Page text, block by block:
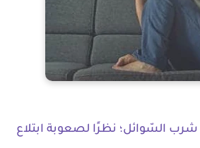
السّوائل؛ نظرًا لصعوبة ابتلاع